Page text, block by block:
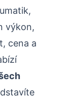
výkon,
cena a